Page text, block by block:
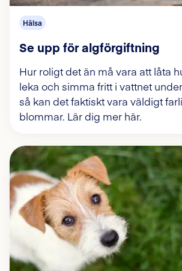
Hälsa
Se upp för algförgiftning
Hur roligt det än må vara att låta
leka och simma fritt i vattnet
så kan det faktiskt vara väldigt
blommar. Lär dig mer här.